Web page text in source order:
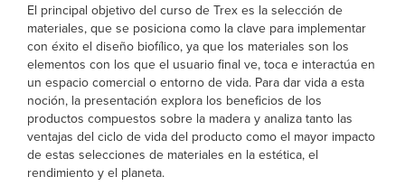
El principal objetivo del curso de Trex es la selección de
materiales, que se posiciona como la clave para implementar
con éxito el diseño biofílico, ya que los materiales son los
elementos con los que el usuario final ve, toca e interactúa en
un espacio comercial o entorno de vida. Para dar vida a esta
noción, la presentación explora los beneficios de los
productos compuestos sobre la madera y analiza tanto las
ventajas del ciclo de vida del producto como el mayor impacto
de estas selecciones de materiales en la estética, el
rendimiento y el planeta.